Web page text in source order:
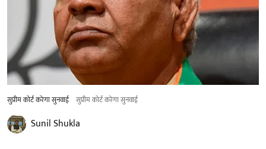
सुप्रीम कोर्ट करेगा सुनवाई सुप्रीम कोर्ट करेगा सुनवाई
Sunil Shukla